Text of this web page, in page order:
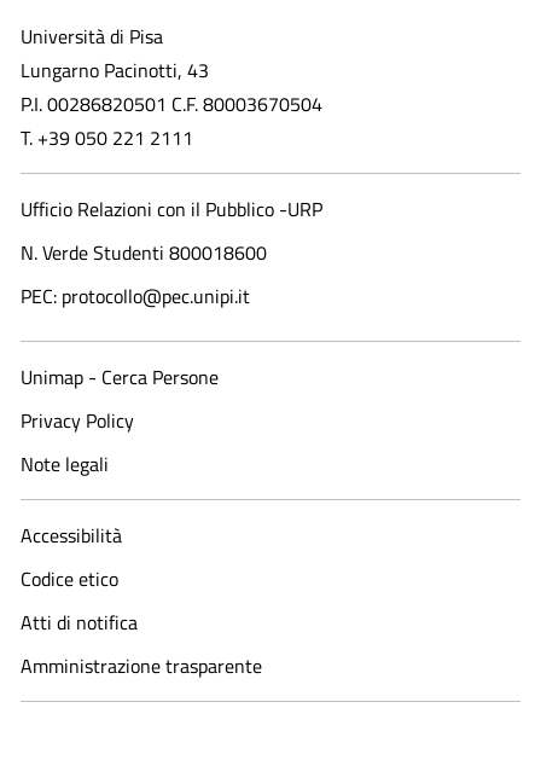
Università di Pisa
Lungarno Pacinotti, 43
P.I. 00286820501 C.F. 80003670504
T. +39 050 221 2111
Ufficio Relazioni con il Pubblico -URP
N. Verde Studenti 800018600​
PEC: protocollo@pec.unipi.it
Unimap - Cerca Persone
Privacy Policy
Note legali
Accessibilità
Codice etico
Atti di notifica
Amministrazione trasparente